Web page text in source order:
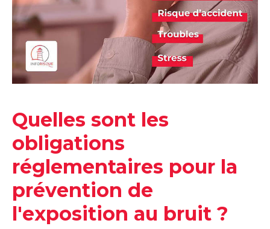
Quelles sont les
obligations
réglementaires pour la
prévention de
l'exposition au bruit ?